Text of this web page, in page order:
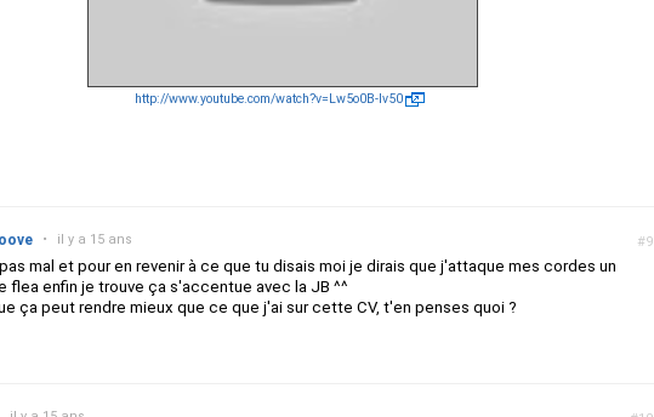
http://www.youtube.com/watch?v=Lw5o0B-lv50
#9
• il y a 15 ans
mal et pour en revenir à ce que tu disais moi je dirais que j'attaque mes cordes un
flea enfin je trouve ça s'accentue avec la JB ^^
ça peut rendre mieux que ce que j'ai sur cette CV, t'en penses quoi ?